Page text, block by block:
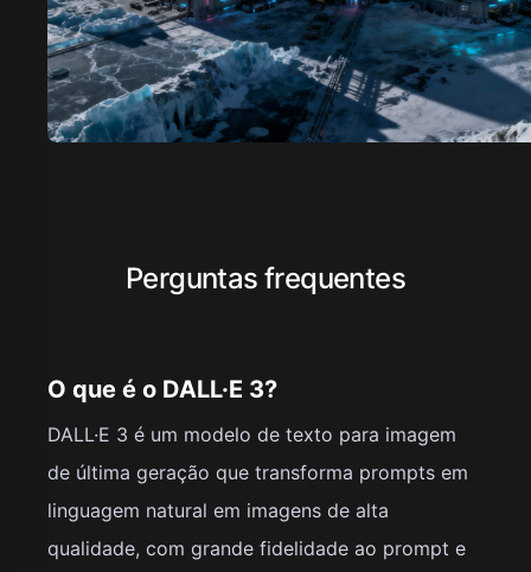
Perguntas frequentes
O que é o DALL·E 3?
DALL·E 3 é um modelo de texto para imagem
de última geração que transforma prompts em
linguagem natural em imagens de alta
qualidade, com grande fidelidade ao prompt e